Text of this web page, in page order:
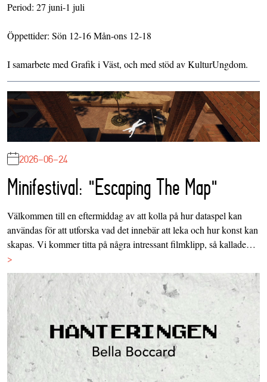
Period: 27 juni-1 juli
Öppettider: Sön 12-16 Mån-ons 12-18
I samarbete med Grafik i Väst, och med stöd av KulturUngdom.
2026-06-24
Minifestival: "Escaping The Map"
Välkommen till en eftermiddag av att kolla på hur dataspel kan
användas för att utforska vad det innebär att leka och hur konst kan
skapas. Vi kommer titta på några intressant filmklipp, så kallade…
>